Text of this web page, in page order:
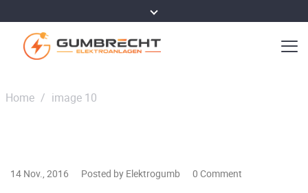
Home / image 10
14 Nov., 2016 Posted by Elektrogumb 0 Comment